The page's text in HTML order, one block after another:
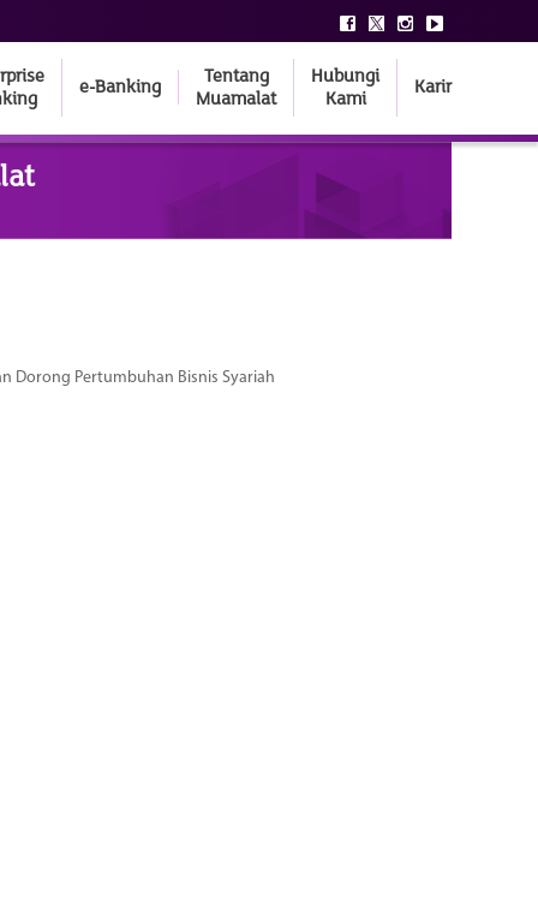
e-Banking
Tentang
Muamalat
Hubungi
Kami
Karir
Dorong Pertumbuhan Bisnis Syariah